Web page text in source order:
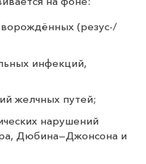
(резус-/
инфекций,
желчных путей;
нарушений
Дюбина—Джонсона и